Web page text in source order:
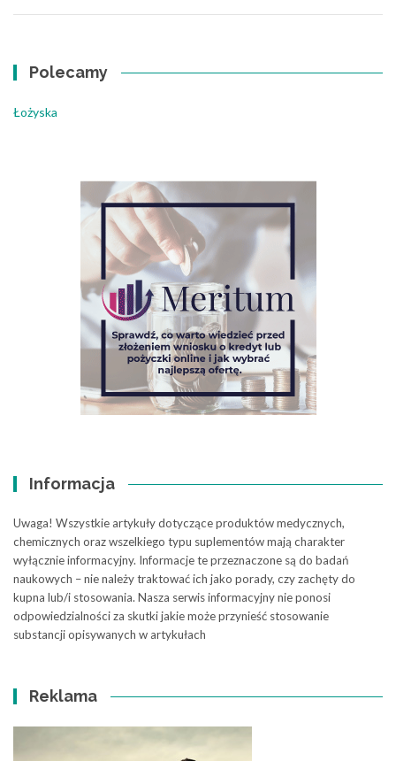
Polecamy
Łożyska
Informacja
Uwaga! Wszystkie artykuły dotyczące produktów medycznych,
chemicznych oraz wszelkiego typu suplementów mają charakter
wyłącznie informacyjny. Informacje te przeznaczone są do badań
naukowych – nie należy traktować ich jako porady, czy zachęty do
kupna lub/i stosowania. Nasza serwis informacyjny nie ponosi
odpowiedzialności za skutki jakie może przynieść stosowanie
substancji opisywanych w artykułach
Reklama